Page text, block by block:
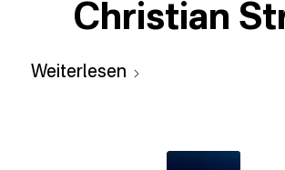
Christian
Weiterlesen